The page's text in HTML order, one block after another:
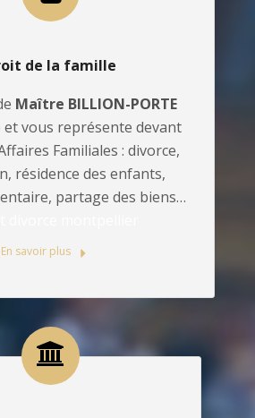
de la famille
Maître BILLION-PORTE
et vous représente devant
Familiales : divorce,
résidence des enfants,
partage des biens…
En savoir plus